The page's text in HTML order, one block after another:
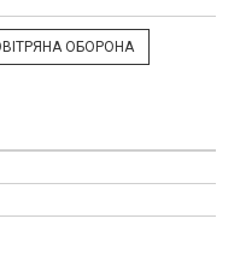
ОБОРОНА